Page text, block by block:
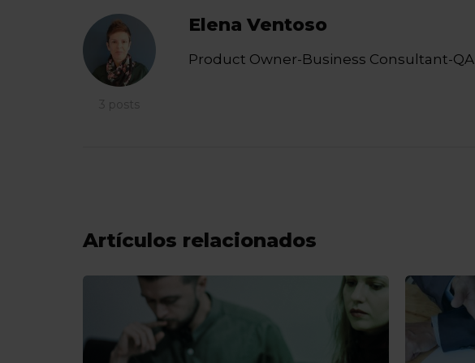
3 posts
Elena Ventoso
Product Owner-Business Consultant-QA
Artículos relacionados